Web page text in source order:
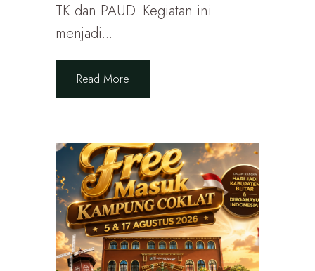
TK dan PAUD. Kegiatan ini
menjadi...
Read More